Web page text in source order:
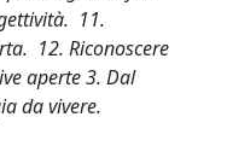
11.
12. Riconoscere
aperte 3. Dal
da vivere.